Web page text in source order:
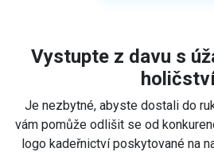
Vystupte z davu s
Je nezbytné, abyste dostali do
vám pomůže odlišit se od
logo kadeřnictví poskytované na